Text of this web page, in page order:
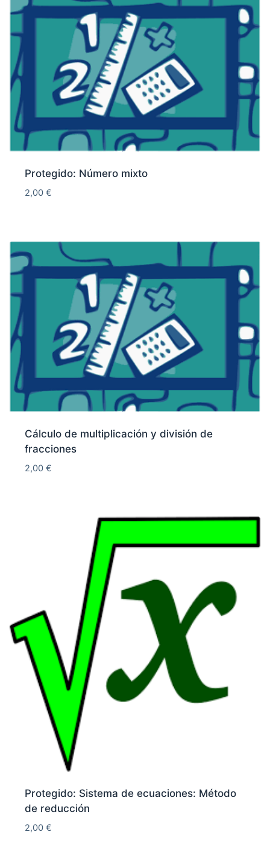
Protegido: Número mixto
2,00 €
Cálculo de multiplicación y división de
fracciones
2,00 €
Protegido: Sistema de ecuaciones: Método
de reducción
2,00 €